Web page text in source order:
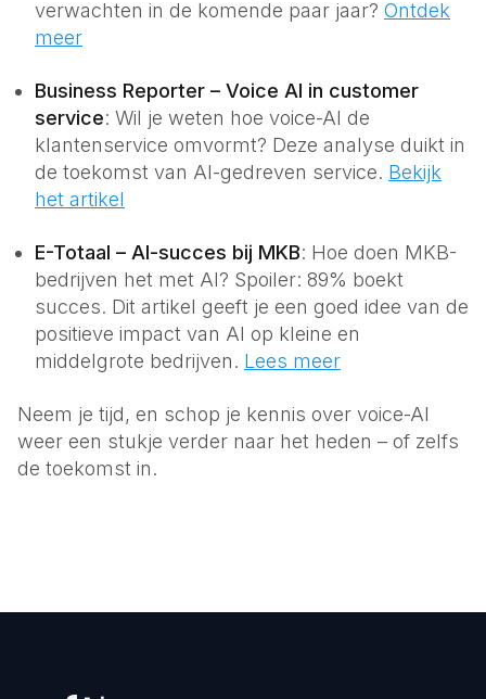
verwachten in de komende paar jaar? Ontdek
meer
Business Reporter – Voice AI in customer
service: Wil je weten hoe voice-AI de
klantenservice omvormt? Deze analyse duikt in
de toekomst van AI-gedreven service. Bekijk
het artikel
E-Totaal – AI-succes bij MKB: Hoe doen MKB-
bedrijven het met AI? Spoiler: 89% boekt
succes. Dit artikel geeft je een goed idee van de
positieve impact van AI op kleine en
middelgrote bedrijven. Lees meer
Neem je tijd, en schop je kennis over voice-AI
weer een stukje verder naar het heden – of zelfs
de toekomst in.